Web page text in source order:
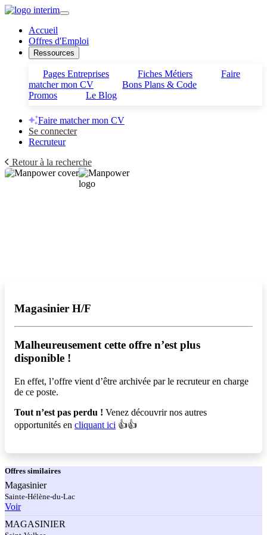
Accueil
Offres d'Emploi
Ressources
Pages Entreprises Fiches Métiers
Faire
matcher mon CV
Bons Plans & Code
Promos
Le Blog
Faire matcher mon CV
Se connecter
Recruteur
Retour à la recherche
Magasinier H/F
Malheureusement cette offre n’est plus
disponible !️
En effet, l’offre vient d’être archivée par le recruteur en charge
de ce poste.
Tout n’est pas perdu ! Venez découvrir nos autres
opportunités en cliquant ici 👍👍
Offres similaires
Magasinier
Sainte-Hélène-du-Lac
Voir
MAGASINIER